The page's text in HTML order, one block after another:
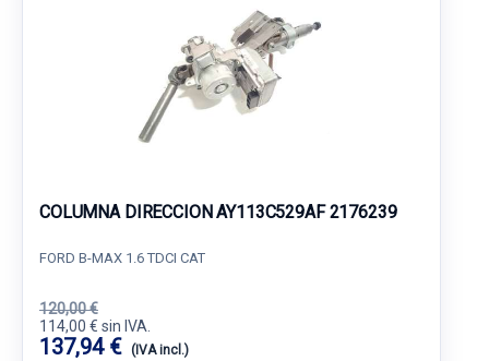
COLUMNA DIRECCION AY113C529AF 2176239
FORD B-MAX 1.6 TDCI CAT
120,00 €
114,00 € sin IVA.
137,94 € (IVA incl.)